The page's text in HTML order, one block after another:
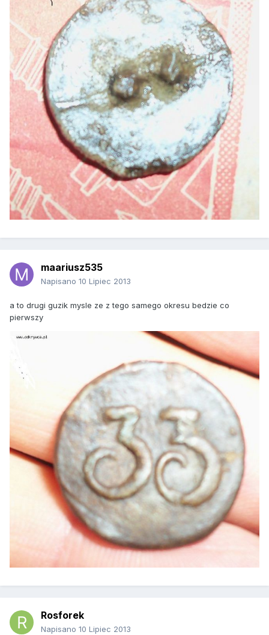
maariusz535
Napisano 10 Lipiec 2013
a to drugi guzik mysle ze z tego samego okresu bedzie co
pierwszy
Rosforek
Napisano 10 Lipiec 2013